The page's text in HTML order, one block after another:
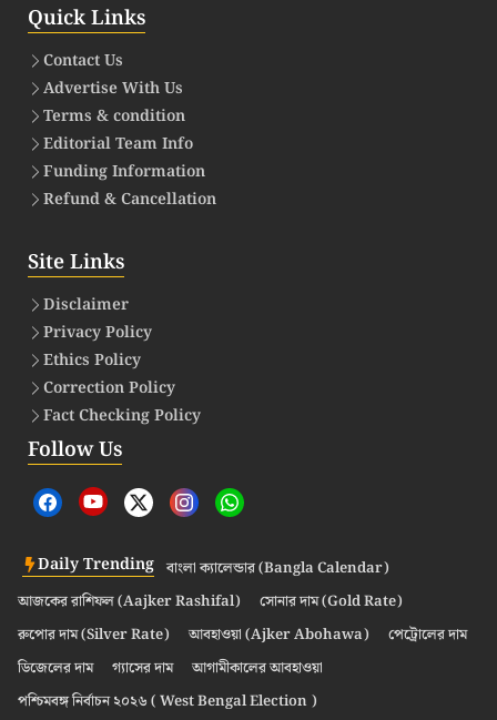
Quick Links
Contact Us
Advertise With Us
Terms & condition
Editorial Team Info
Funding Information
Refund & Cancellation
Site Links
Disclaimer
Privacy Policy
Ethics Policy
Correction Policy
Fact Checking Policy
Follow Us
Daily Trending বাংলা ক্যালেন্ডার (Bangla Calendar)
আজকের রাশিফল (Aajker Rashifal)
সোনার দাম (Gold Rate)
রুপোর দাম (Silver Rate)
আবহাওয়া (Ajker Abohawa)
পেট্রোলের দাম
ডিজেলের দাম
গ্যাসের দাম
আগামীকালের আবহাওয়া
পশ্চিমবঙ্গ নির্বাচন ২০২৬ ( West Bengal Election )